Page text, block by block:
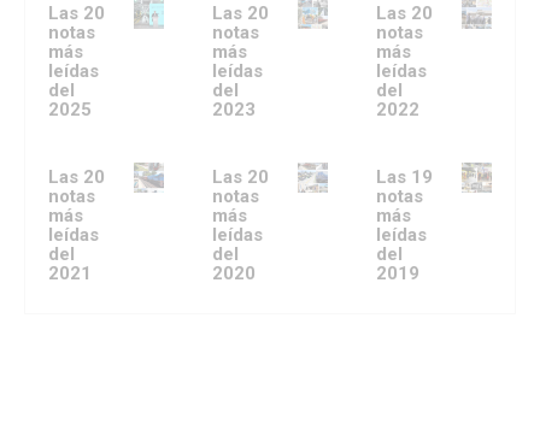
Las 20
notas
más
leídas
del
2025
Las 20
notas
más
leídas
del
2023
Las 20
notas
más
leídas
del
2022
Las 20
notas
más
leídas
del
2021
Las 20
notas
más
leídas
del
2020
Las 19
notas
más
leídas
del
2019